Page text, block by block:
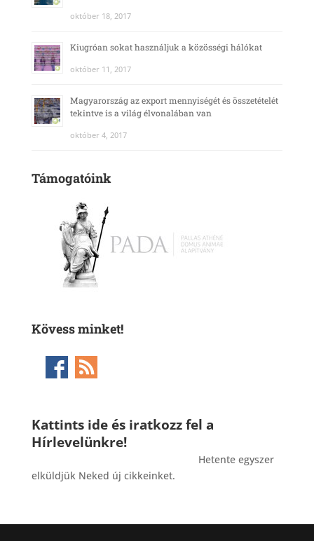
október 18, 2017
Kiugróan sokat használjuk a közösségi hálókat
október 11, 2017
Magyarország az export mennyiségét és összetételét
tekintve is a világ élvonalában van
október 4, 2017
Támogatóink
Kövess minket!
Kattints ide és iratkozz fel a
Hírlevelünkre!
Hetente egyszer
elküldjük Neked új cikkeinket.